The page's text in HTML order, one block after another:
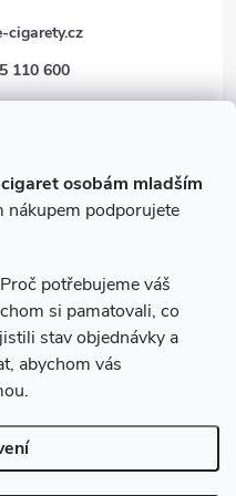
osobám mladším
nákupem podporujete
potřebujeme váš
si pamatovali, co
stav objednávky a
abychom vás
cigarety.cz
110 600
e-cigarety.cz
práva vyhrazena.